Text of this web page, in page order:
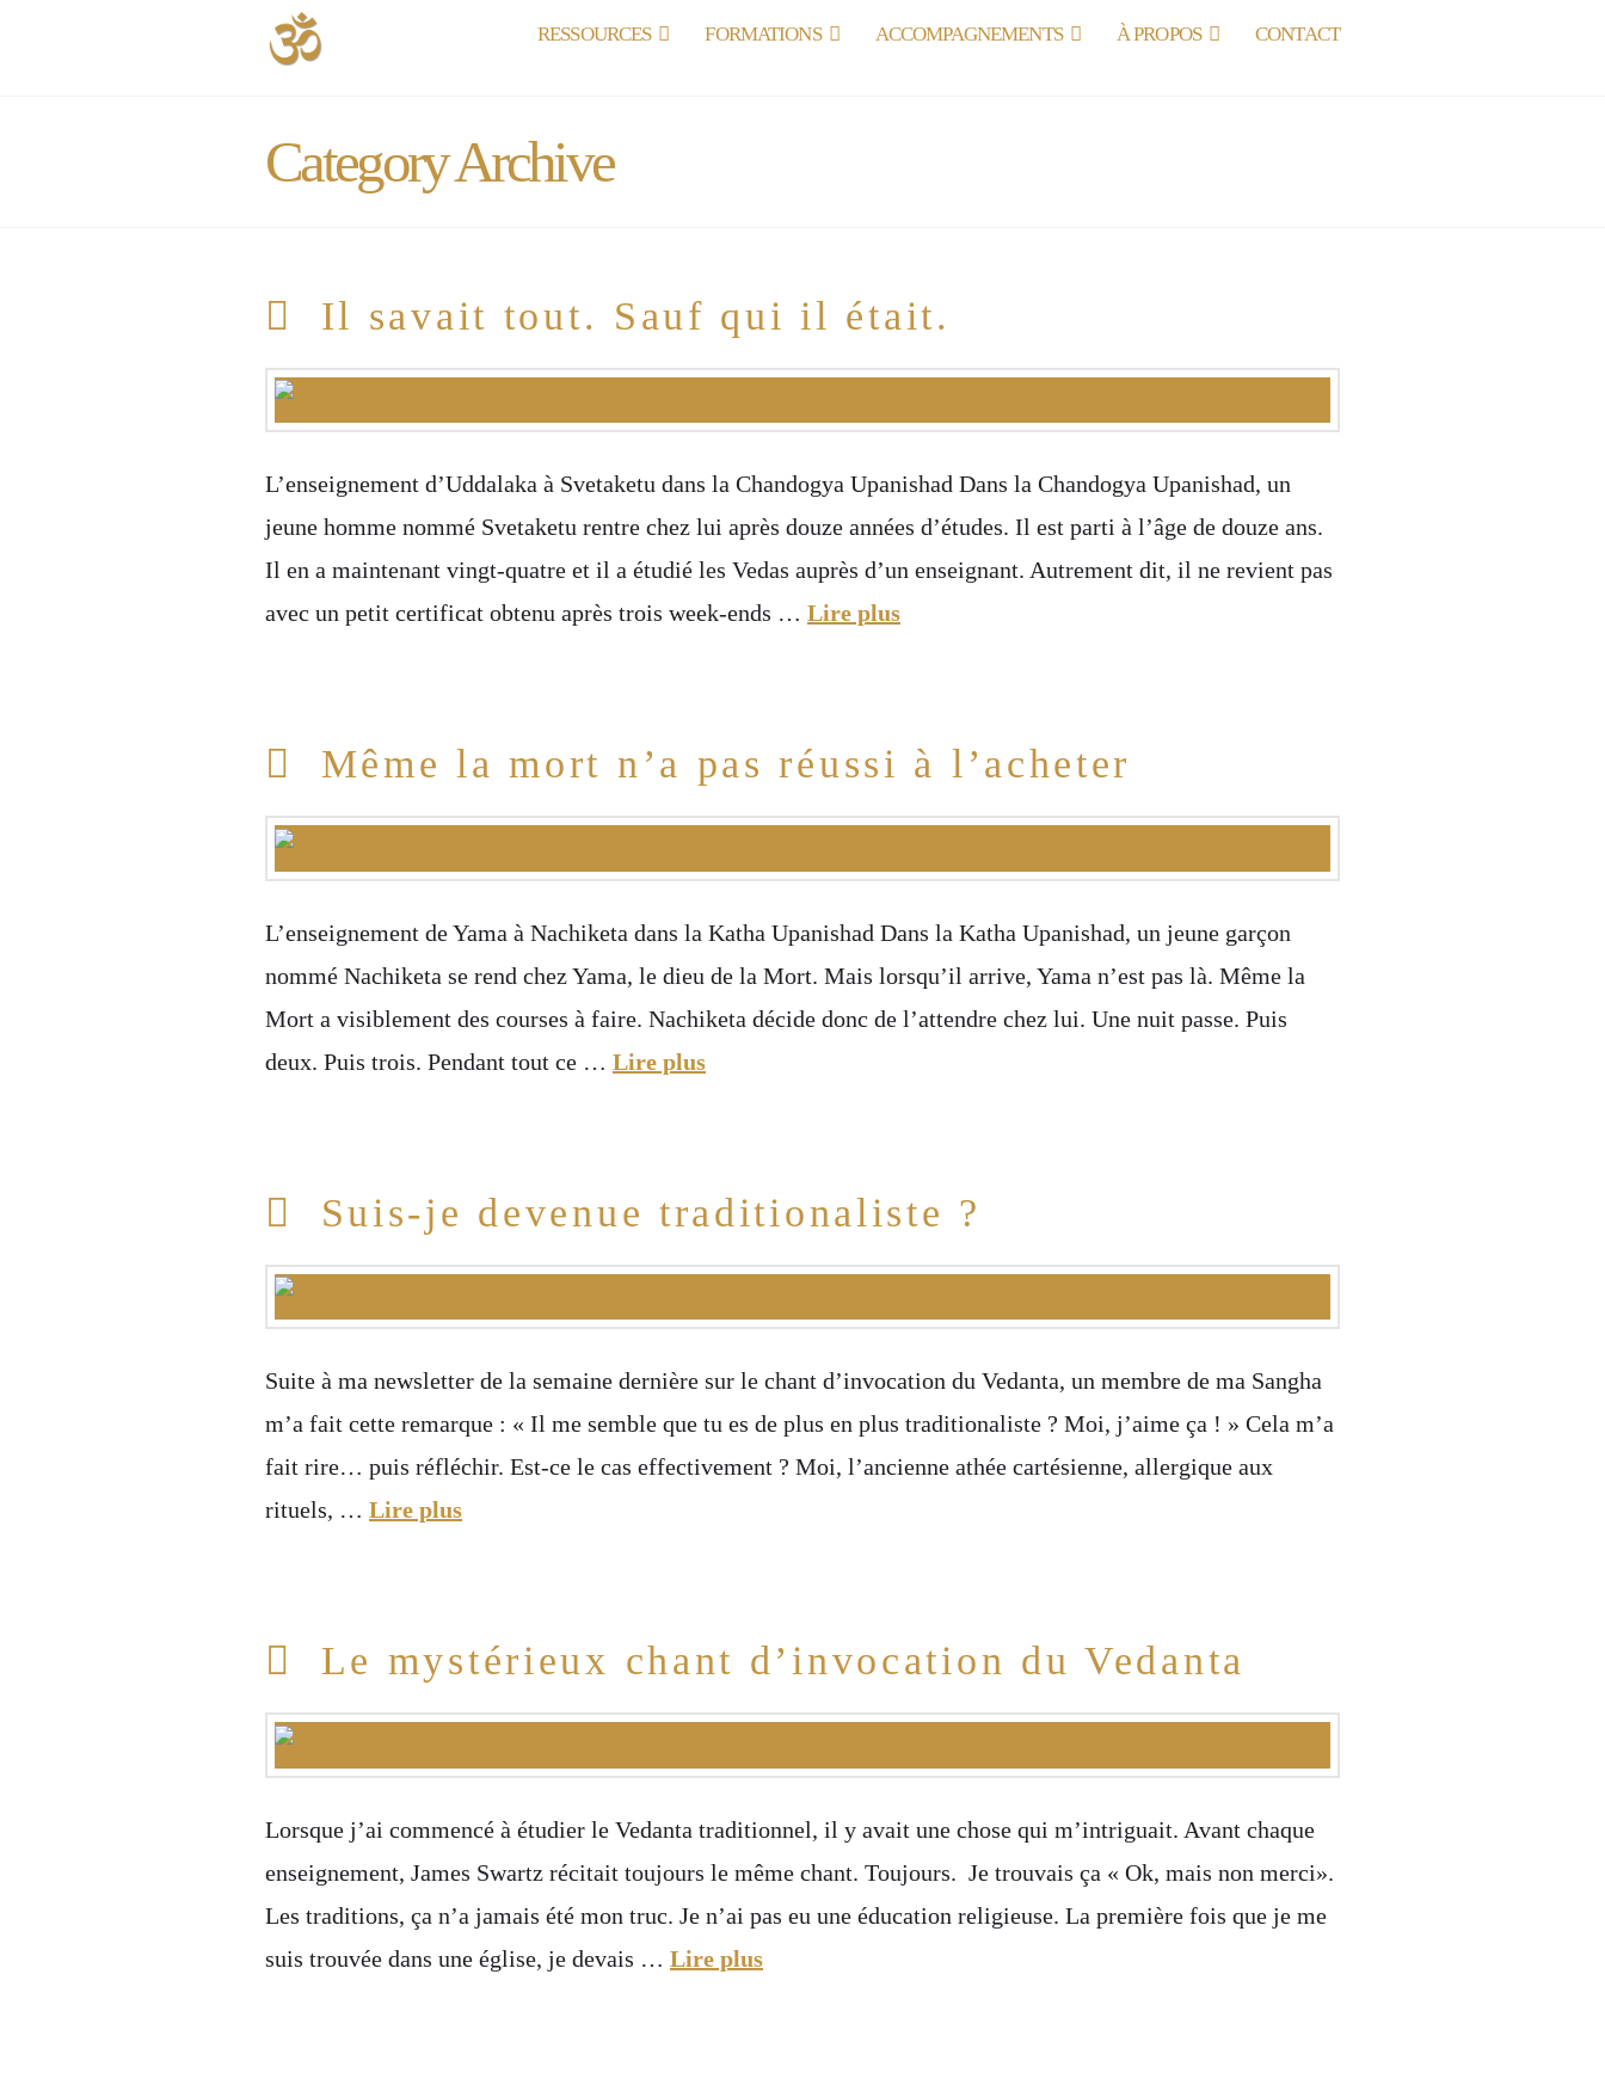
RESSOURCES FORMATIONS ACCOMPAGNEMENTS À PROPOS CONTACT
Category Archive
Il savait tout. Sauf qui il était.
L’enseignement d’Uddalaka à Svetaketu dans la Chandogya Upanishad Dans la Chandogya Upanishad, un
jeune homme nommé Svetaketu rentre chez lui après douze années d’études. Il est parti à l’âge de douze ans.
Il en a maintenant vingt-quatre et il a étudié les Vedas auprès d’un enseignant. Autrement dit, il ne revient pas
avec un petit certificat obtenu après trois week-ends … Lire plus
Même la mort n’a pas réussi à l’acheter
L’enseignement de Yama à Nachiketa dans la Katha Upanishad Dans la Katha Upanishad, un jeune garçon
nommé Nachiketa se rend chez Yama, le dieu de la Mort. Mais lorsqu’il arrive, Yama n’est pas là. Même la
Mort a visiblement des courses à faire. Nachiketa décide donc de l’attendre chez lui. Une nuit passe. Puis
deux. Puis trois. Pendant tout ce … Lire plus
Suis-je devenue traditionaliste ?
Suite à ma newsletter de la semaine dernière sur le chant d’invocation du Vedanta, un membre de ma Sangha
m’a fait cette remarque : « Il me semble que tu es de plus en plus traditionaliste ? Moi, j’aime ça ! » Cela m’a
fait rire… puis réfléchir. Est-ce le cas effectivement ? Moi, l’ancienne athée cartésienne, allergique aux
rituels, … Lire plus
Le mystérieux chant d’invocation du Vedanta
Lorsque j’ai commencé à étudier le Vedanta traditionnel, il y avait une chose qui m’intriguait. Avant chaque
enseignement, James Swartz récitait toujours le même chant. Toujours. Je trouvais ça « Ok, mais non merci».
Les traditions, ça n’a jamais été mon truc. Je n’ai pas eu une éducation religieuse. La première fois que je me
suis trouvée dans une église, je devais … Lire plus